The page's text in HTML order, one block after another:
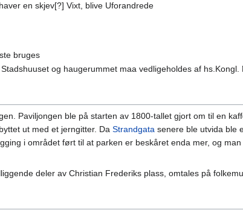
en skjev[?] Vixt, blive Uforandrede
bruges
og haugerummet maa vedligeholdes af
Paviljongen ble på starten av 1800-tallet gjort om til en
ut med et jerngitter. Da Strandgata senere ble utvida ble
i området ført til at parken er beskåret enda mer, og
deler av Christian Frederiks plass, omtales på